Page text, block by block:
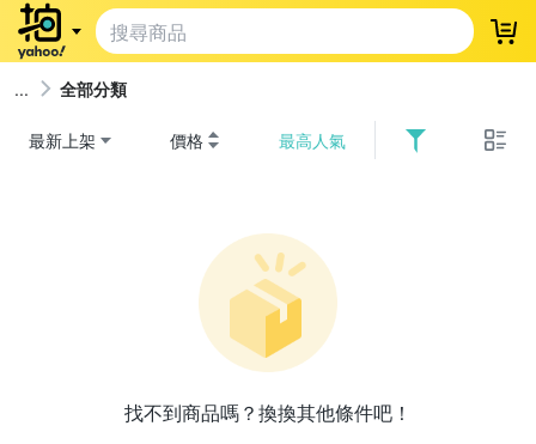
登
全部分類
最新上架 價格 最高人氣
找不到商品嗎？換換其他條件吧！